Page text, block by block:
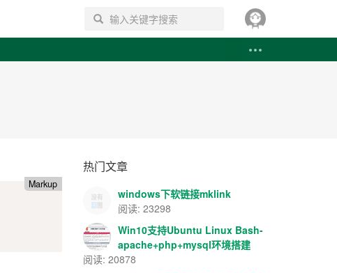
搜索
Markup
热门文章
windows下软链接mklink
阅读: 23298
Win10支持Ubuntu Linux Bash-
apache+php+mysql环境搭建
阅读: 20878